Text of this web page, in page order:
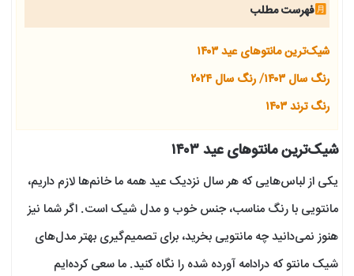
فهرست مطلب
شیک‌ترین مانتوهای عید ۱۴۰۳
رنگ سال ۱۴۰۳/ رنگ سال ۲۰۲۴
رنگ ترند ۱۴۰۳
شیک‌ترین مانتوهای عید ۱۴۰۳
یکی از لباس‌هایی که هر سال نزدیک عید همه ما خانم‌ها لازم داریم،
مانتویی با رنگ مناسب، جنس خوب و مدل شیک است. اگر شما نیز
هنوز نمی‌دانید چه مانتویی بخرید، برای تصمیم‌گیری بهتر مدل‌های
شیک مانتو که درادامه آورده شده را نگاه کنید. ما سعی کرده‌ایم